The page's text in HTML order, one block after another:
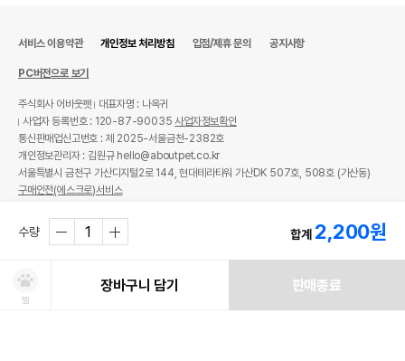
수량 합계 2,200원
찜
장바구니 담기 판매종료
서비스 이용약관 개인정보 처리방침 입점/제휴 문의 공지사항
PC버전으로 보기
주식회사 어바웃펫
대표자명 : 나옥귀
사업자 등록번호 : 120-87-90035사업자정보확인
통신판매업신고번호 : 제 2025-서울금천-2382호
개인정보관리자 : 김원규 hello@aboutpet.co.kr
서울특별시 금천구 가산디지털2로 144, 현대테라타워 가산DK 507호, 508호 (가산동)
구매안전(에스크로)서비스